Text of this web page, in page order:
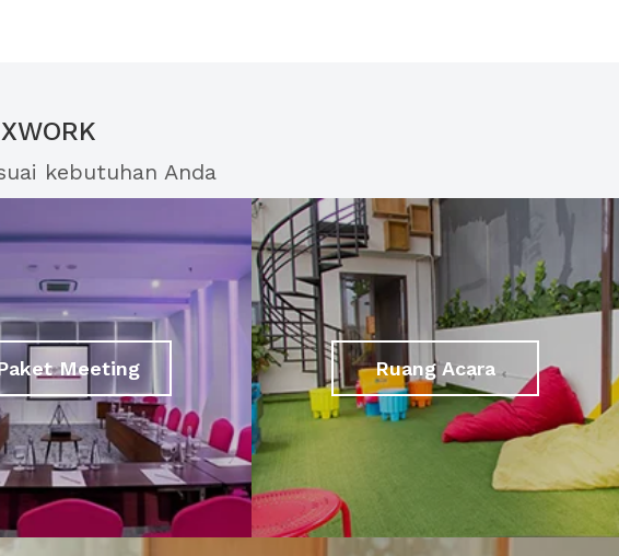
kebutuhan Anda
Meeting Ruang Acara